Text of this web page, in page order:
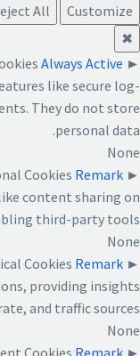
Customize
All
✖
►
Always Active
like secure log-
They do not store
personal data.
None
►
Cookies Remark
content sharing on
third-party tools.
None
►
Cookies Remark
providing insights
and traffic sources.
None
►
Cookies Remark